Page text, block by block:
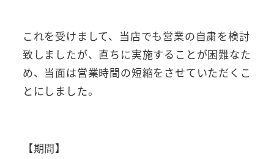
これを受けまして、当店でも営業の自粛を検討
致しましたが、直ちに実施することが困難なた
め、当面は営業時間の短縮をさせていただくこ
とにしました。
【期間】